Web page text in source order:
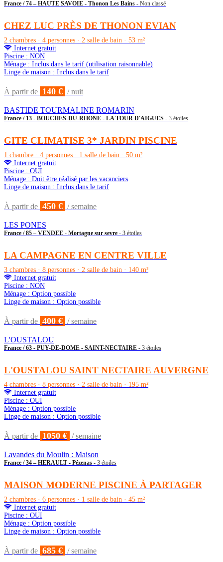
France / 74 – HAUTE SAVOIE - Thonon Les Bains - Non classé
CHEZ LUC PRÈS DE THONON EVIAN
2 chambres · 4 personnes · 2 salle de bain · 53 m²
Internet gratuit
Piscine : NON
Ménage : Inclus dans le tarif (utilisation raisonnable)
Linge de maison : Inclus dans le tarif
À partir de 140 € / nuit
BASTIDE TOURMALINE ROMARIN
France / 13 - BOUCHES-DU-RHONE - LA TOUR D'AIGUES - 3 étoiles
GITE CLIMATISE 3* JARDIN PISCINE
1 chambre · 4 personnes · 1 salle de bain · 50 m²
Internet gratuit
Piscine : OUI
Ménage : Doit être réalisé par les vacanciers
Linge de maison : Inclus dans le tarif
À partir de 450 € / semaine
LES PONES
France / 85 – VENDEE - Mortagne sur sevre - 3 étoiles
LA CAMPAGNE EN CENTRE VILLE
3 chambres · 8 personnes · 2 salle de bain · 140 m²
Internet gratuit
Piscine : NON
Ménage : Option possible
Linge de maison : Option possible
À partir de 400 € / semaine
L'OUSTALOU
France / 63 - PUY-DE-DOME - SAINT-NECTAIRE - 3 étoiles
L'OUSTALOU SAINT NECTAIRE AUVERGNE
4 chambres · 8 personnes · 2 salle de bain · 195 m²
Internet gratuit
Piscine : OUI
Ménage : Option possible
Linge de maison : Option possible
À partir de 1050 € / semaine
Lavandes du Moulin : Maison
France / 34 – HERAULT - Pézenas - 3 étoiles
MAISON MODERNE PISCINE À PARTAGER
2 chambres · 6 personnes · 1 salle de bain · 45 m²
Internet gratuit
Piscine : OUI
Ménage : Option possible
Linge de maison : Option possible
À partir de 685 € / semaine